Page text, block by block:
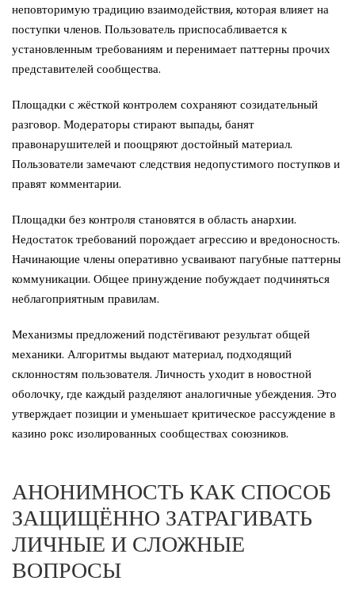
неповторимую традицию взаимодействия, которая влияет на
поступки членов. Пользователь приспосабливается к
установленным требованиям и перенимает паттерны прочих
представителей сообщества.
Площадки с жёсткой контролем сохраняют созидательный
разговор. Модераторы стирают выпады, банят
правонарушителей и поощряют достойный материал.
Пользователи замечают следствия недопустимого поступков и
правят комментарии.
Площадки без контроля становятся в область анархии.
Недостаток требований порождает агрессию и вредоносность.
Начинающие члены оперативно усваивают пагубные паттерны
коммуникации. Общее принуждение побуждает подчиняться
неблагоприятным правилам.
Механизмы предложений подстёгивают результат общей
механики. Алгоритмы выдают материал, подходящий
склонностям пользователя. Личность уходит в новостной
оболочку, где каждый разделяют аналогичные убеждения. Это
утверждает позиции и уменьшает критическое рассуждение в
казино рокс изолированных сообществах союзников.
АНОНИМНОСТЬ КАК СПОСОБ
ЗАЩИЩЁННО ЗАТРАГИВАТЬ
ЛИЧНЫЕ И СЛОЖНЫЕ
ВОПРОСЫ